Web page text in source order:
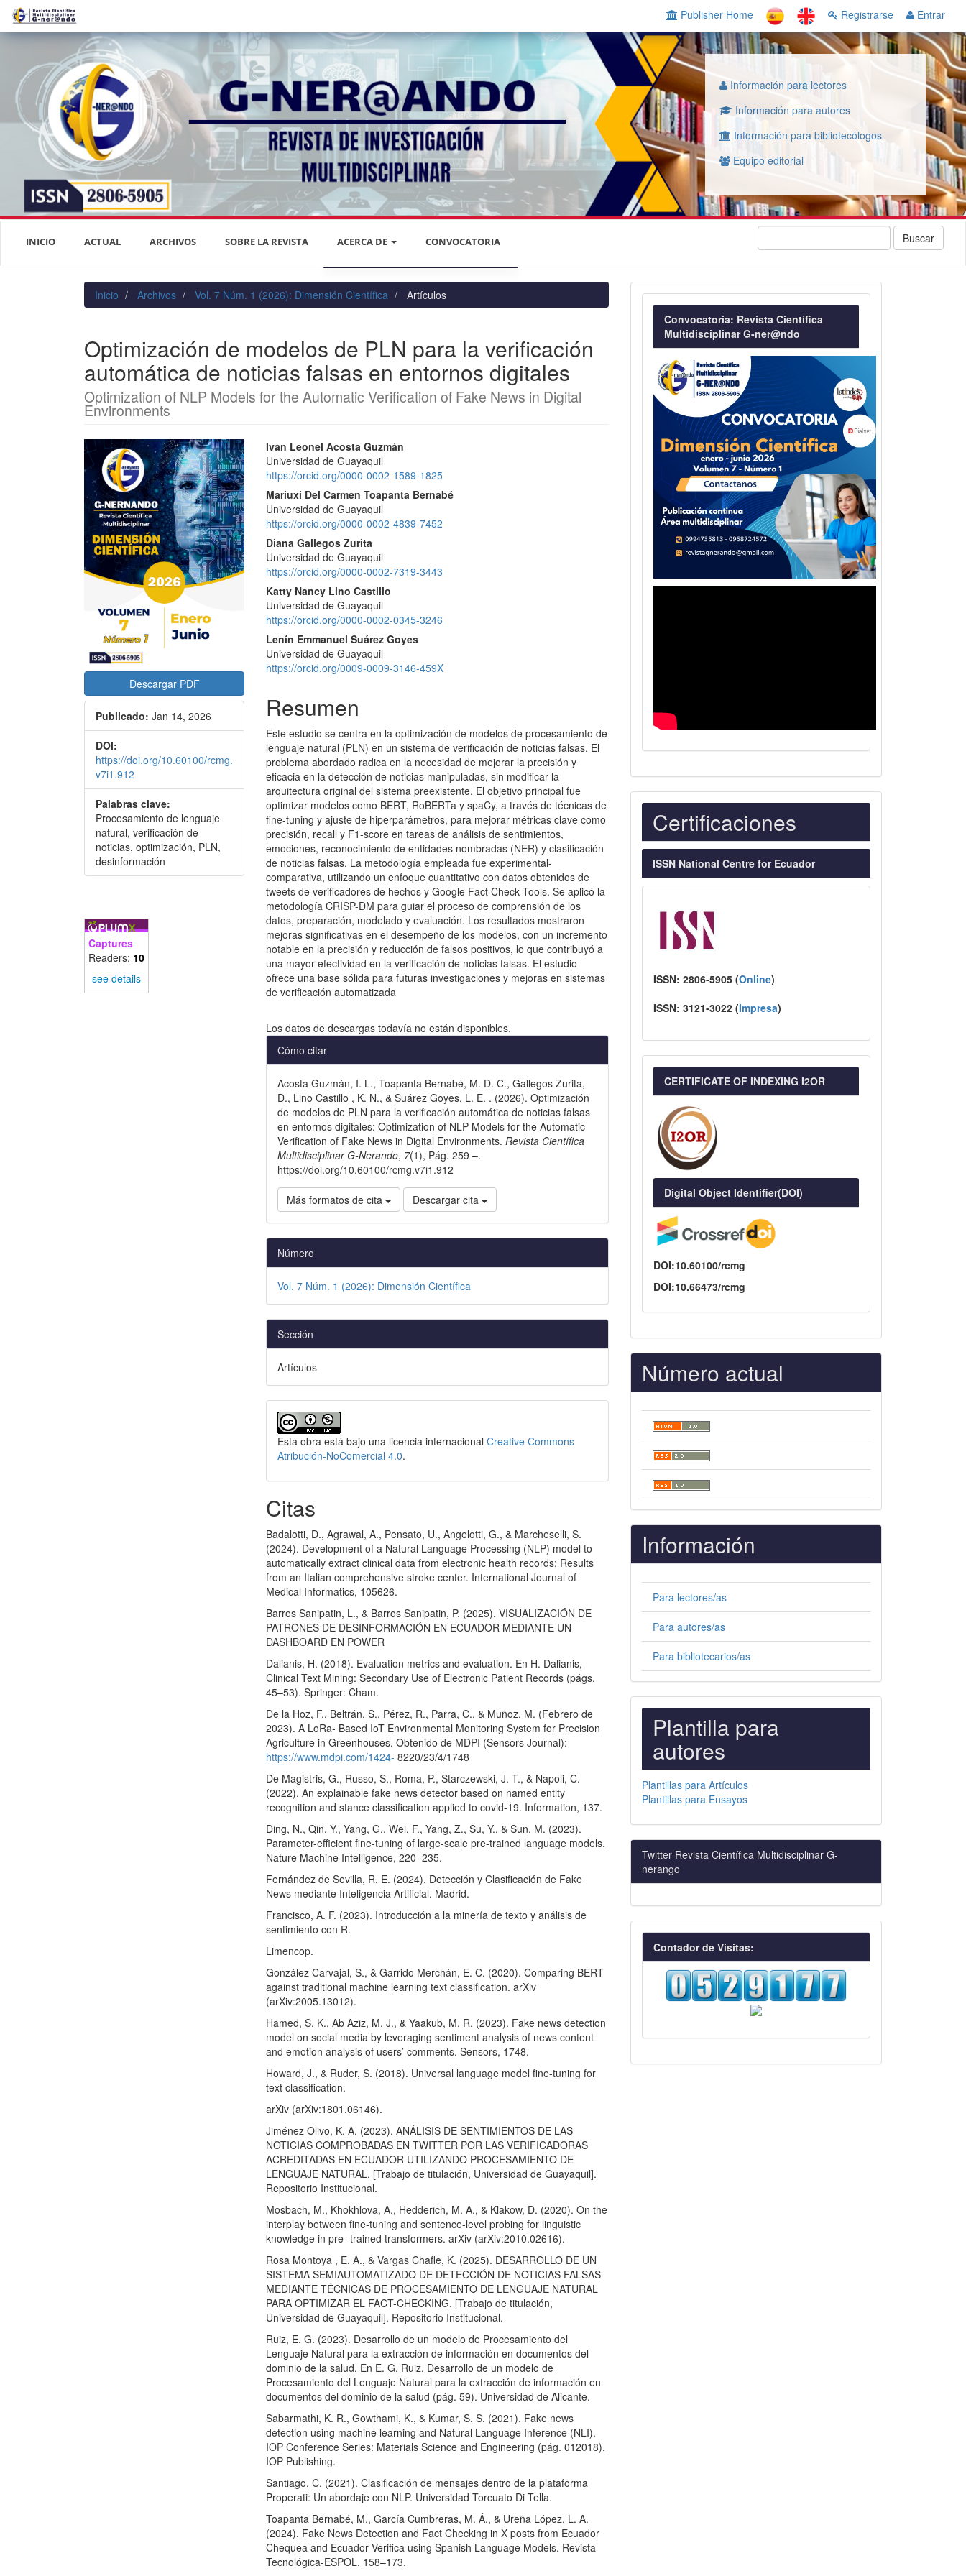
Navegación
principal
Contenido
Barra
lateral
Publisher Home Registrarse Entrar
Información para lectores
Información para autores
Información para bibliotecólogos
Equipo editorial
INICIO ACTUAL ARCHIVOS SOBRE LA REVISTA ACERCA DE
DECLARACIÓN DE PRIVACIDAD
EQUIPO EDITORIAL
PROTOCOLO DE INTEROPERABILIDAD
CONTACTO
ENVÍOS
ENTRAR
CONVOCATORIA Buscar
Inicio Archivos Vol. 7 Núm. 1 (2026): Dimensión Científica Artículos
Optimización de modelos de PLN para la verificación
automática de noticias falsas en entornos digitales
Optimization of NLP Models for the Automatic Verification of Fake News in Digital
Environments
Barra
lateral
del
artículo
Descargar PDF
Publicado: Jan 14, 2026
DOI:
https://doi.org/10.60100/rcmg.
v7i1.912
Palabras clave:
Procesamiento de lenguaje
natural, verificación de
noticias, optimización, PLN,
desinformación
Captures
Readers: 10
see details
Contenido
principal
del
artículo
Ivan Leonel Acosta Guzmán
Universidad de Guayaquil
https://orcid.org/0000-0002-1589-1825
Mariuxi Del Carmen Toapanta Bernabé
Universidad de Guayaquil
https://orcid.org/0000-0002-4839-7452
Diana Gallegos Zurita
Universidad de Guayaquil
https://orcid.org/0000-0002-7319-3443
Katty Nancy Lino Castillo
Universidad de Guayaquil
https://orcid.org/0000-0002-0345-3246
Lenín Emmanuel Suárez Goyes
Universidad de Guayaquil
https://orcid.org/0009-0009-3146-459X
Resumen
Este estudio se centra en la optimización de modelos de procesamiento de
lenguaje natural (PLN) en un sistema de verificación de noticias falsas. El
problema abordado radica en la necesidad de mejorar la precisión y
eficacia en la detección de noticias manipuladas, sin modificar la
arquitectura original del sistema preexistente. El objetivo principal fue
optimizar modelos como BERT, RoBERTa y spaCy, a través de técnicas de
fine-tuning y ajuste de hiperparámetros, para mejorar métricas clave como
precisión, recall y F1-score en tareas de análisis de sentimientos,
emociones, reconocimiento de entidades nombradas (NER) y clasificación
de noticias falsas. La metodología empleada fue experimental-
comparativa, utilizando un enfoque cuantitativo con datos obtenidos de
tweets de verificadores de hechos y Google Fact Check Tools. Se aplicó la
metodología CRISP-DM para guiar el proceso de comprensión de los
datos, preparación, modelado y evaluación. Los resultados mostraron
mejoras significativas en el desempeño de los modelos, con un incremento
notable en la precisión y reducción de falsos positivos, lo que contribuyó a
una mayor efectividad en la verificación de noticias falsas. El estudio
ofrece una base sólida para futuras investigaciones y mejoras en sistemas
de verificación automatizada
Los datos de descargas todavía no están disponibles.
Detalles
del
artículo
Cómo citar
Acosta Guzmán, I. L., Toapanta Bernabé, M. D. C., Gallegos Zurita,
D., Lino Castillo , K. N., & Suárez Goyes, L. E. . (2026). Optimización
de modelos de PLN para la verificación automática de noticias falsas
en entornos digitales: Optimization of NLP Models for the Automatic
Verification of Fake News in Digital Environments.Revista Científica
Multidisciplinar G-Nerando, 7(1), Pág. 259 –.
https://doi.org/10.60100/rcmg.v7i1.912
Más formatos de cita Descargar cita
Número
Vol. 7 Núm. 1 (2026): Dimensión Científica
Sección
Artículos
Esta obra está bajo una licencia internacionalCreative Commons
Atribución-NoComercial 4.0.
Citas
Badalotti, D., Agrawal, A., Pensato, U., Angelotti, G., & Marcheselli, S.
(2024). Development of a Natural Language Processing (NLP) model to
automatically extract clinical data from electronic health records: Results
from an Italian comprehensive stroke center. International Journal of
Medical Informatics, 105626.
Barros Sanipatin, L., & Barros Sanipatin, P. (2025). VISUALIZACIÓN DE
PATRONES DE DESINFORMACIÓN EN ECUADOR MEDIANTE UN
DASHBOARD EN POWER
Dalianis, H. (2018). Evaluation metrics and evaluation. En H. Dalianis,
Clinical Text Mining: Secondary Use of Electronic Patient Records (págs.
45–53). Springer: Cham.
De la Hoz, F., Beltrán, S., Pérez, R., Parra, C., & Muñoz, M. (Febrero de
2023). A LoRa- Based IoT Environmental Monitoring System for Precision
Agriculture in Greenhouses. Obtenido de MDPI (Sensors Journal):
https://www.mdpi.com/1424- 8220/23/4/1748
De Magistris, G., Russo, S., Roma, P., Starczewski, J. T., & Napoli, C.
(2022). An explainable fake news detector based on named entity
recognition and stance classification applied to covid-19. Information, 137.
Ding, N., Qin, Y., Yang, G., Wei, F., Yang, Z., Su, Y., & Sun, M. (2023).
Parameter-efficient fine-tuning of large-scale pre-trained language models.
Nature Machine Intelligence, 220–235.
Fernández de Sevilla, R. E. (2024). Detección y Clasificación de Fake
News mediante Inteligencia Artificial. Madrid.
Francisco, A. F. (2023). Introducción a la minería de texto y análisis de
sentimiento con R.
Limencop.
González Carvajal, S., & Garrido Merchán, E. C. (2020). Comparing BERT
against traditional machine learning text classification. arXiv
(arXiv:2005.13012).
Hamed, S. K., Ab Aziz, M. J., & Yaakub, M. R. (2023). Fake news detection
model on social media by leveraging sentiment analysis of news content
and emotion analysis of users’ comments. Sensors, 1748.
Howard, J., & Ruder, S. (2018). Universal language model fine-tuning for
text classification.
arXiv (arXiv:1801.06146).
Jiménez Olivo, K. A. (2023). ANÁLISIS DE SENTIMIENTOS DE LAS
NOTICIAS COMPROBADAS EN TWITTER POR LAS VERIFICADORAS
ACREDITADAS EN ECUADOR UTILIZANDO PROCESAMIENTO DE
LENGUAJE NATURAL. [Trabajo de titulación, Universidad de Guayaquil].
Repositorio Institucional.
Mosbach, M., Khokhlova, A., Hedderich, M. A., & Klakow, D. (2020). On the
interplay between fine-tuning and sentence-level probing for linguistic
knowledge in pre- trained transformers. arXiv (arXiv:2010.02616).
Rosa Montoya , E. A., & Vargas Chafle, K. (2025). DESARROLLO DE UN
SISTEMA SEMIAUTOMATIZADO DE DETECCIÓN DE NOTICIAS FALSAS
MEDIANTE TÉCNICAS DE PROCESAMIENTO DE LENGUAJE NATURAL
PARA OPTIMIZAR EL FACT-CHECKING. [Trabajo de titulación,
Universidad de Guayaquil]. Repositorio Institucional.
Ruiz, E. G. (2023). Desarrollo de un modelo de Procesamiento del
Lenguaje Natural para la extracción de información en documentos del
dominio de la salud. En E. G. Ruiz, Desarrollo de un modelo de
Procesamiento del Lenguaje Natural para la extracción de información en
documentos del dominio de la salud (pág. 59). Universidad de Alicante.
Sabarmathi, K. R., Gowthami, K., & Kumar, S. S. (2021). Fake news
detection using machine learning and Natural Language Inference (NLI).
IOP Conference Series: Materials Science and Engineering (pág. 012018).
IOP Publishing.
Santiago, C. (2021). Clasificación de mensajes dentro de la plataforma
Properati: Un abordaje con NLP. Universidad Torcuato Di Tella.
Toapanta Bernabé, M., García Cumbreras, M. Á., & Ureña López, L. A.
(2024). Fake News Detection and Fact Checking in X posts from Ecuador
Chequea and Ecuador Verifica using Spanish Language Models. Revista
Tecnológica-ESPOL, 158–173.
Convocatoria
Convocatoria: Revista Científica
Multidisciplinar G-ner@ndo
Indexaciones
Certificaciones
ISSN National Centre for Ecuador
ISSN: 2806-5905 (Online)
ISSN: 3121-3022 (Impresa)
CERTIFICATE OF INDEXING I2OR
Digital Object Identifier(DOI)
DOI:10.60100/rcmg
DOI:10.66473/rcmg
Número actual
Información
Para lectores/as
Para autores/as
Para bibliotecarios/as
PLANTILLAS
PARA
AUTORES
Plantilla para
autores
Plantillas para Artículos
Plantillas para Ensayos
Twitter Revista Científica Multidisciplinar G-
nerango
visitas
Contador de Visitas: